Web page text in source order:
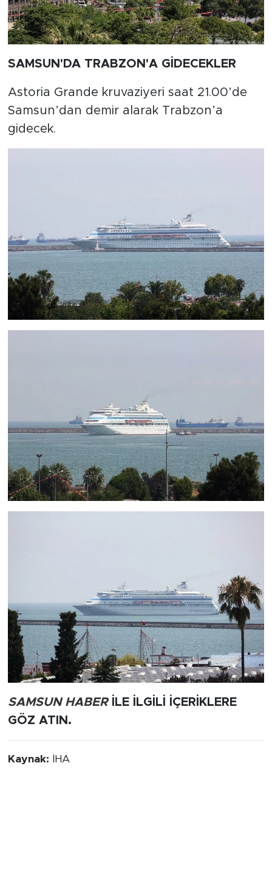
SAMSUN'DA TRABZON'A GİDECEKLER
Astoria Grande kruvaziyeri saat 21.00’de
Samsun’dan demir alarak Trabzon’a
gidecek.
SAMSUN HABERİLE İLGİLİ İÇERİKLERE
GÖZ ATIN.
Kaynak: İHA